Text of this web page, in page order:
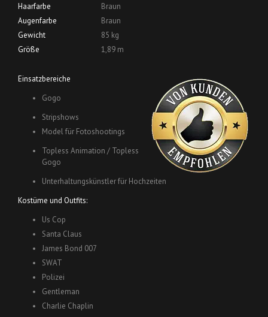
Haarfarbe
Braun
Augenfarbe
Braun
Gewicht
85 kg
Größe
1,89 m
Einsatzbereiche
Gogo
Stripshows
Model für Fotoshootings
Topless Animation / Topless
Gogo
Unterhaltungskünstler für Hochzeiten
Kostüme und Outfits:
Us Cop
Santa Claus
James Bond 007
SWAT
Polizei
Gentleman
Charlie Chaplin